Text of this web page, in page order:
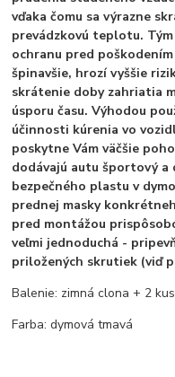
vďaka čomu sa výrazne
prevádzkovú teplotu.
ochranu pred
špinavšie, hrozí vyššie
skrátenie doby zahriatia
úsporu času. Výhodou
účinnosti kúrenia vo
poskytne Vám väčšie
dodávajú autu športový a
bezpečného plastu v
prednej masky
pred montážou
veľmi jednoduchá -
priložených skrutiek (viď
Balenie: zimná clona + 2
Farba: dymová tmavá